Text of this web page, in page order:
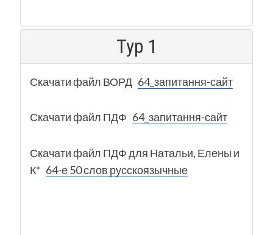
Тур 1
Скачати файл ВОРД 64_запитання-сайт
Скачати файл ПДФ 64_запитання-сайт
Скачати файл ПДФ для Натальи, Елены и
К* 64-е 50 слов русскоязычные